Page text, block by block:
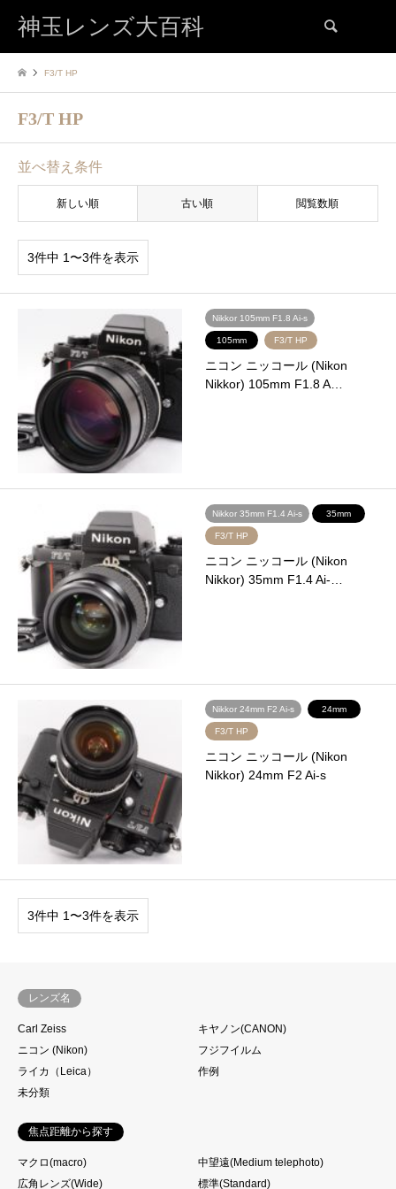
神玉レンズ大百科
F3/T HP
F3/T HP
並べ替え条件
新しい順 古い順 閲覧数順
3件中 1〜3件を表示
Nikkor 105mm F1.8 Ai-s
105mm F3/T HP
ニコン ニッコール (Nikon
Nikkor) 105mm F1.8 A…
Nikkor 35mm F1.4 Ai-s 35mm
F3/T HP
ニコン ニッコール (Nikon
Nikkor) 35mm F1.4 Ai-…
Nikkor 24mm F2 Ai-s 24mm
F3/T HP
ニコン ニッコール (Nikon
Nikkor) 24mm F2 Ai-s
3件中 1〜3件を表示
レンズ名
Carl Zeiss
キヤノン(CANON)
ニコン (Nikon)
フジフイルム
ライカ（Leica）
作例
未分類
焦点距離から探す
マクロ(macro)
中望遠(Medium telephoto)
広角レンズ(Wide)
標準(Standard)